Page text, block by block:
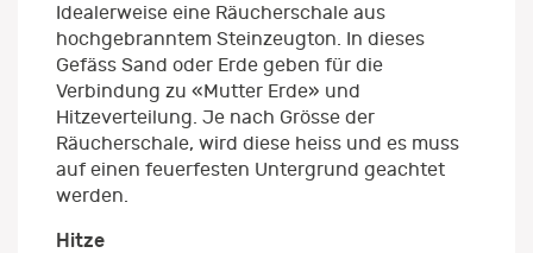
Idealerweise eine Räucherschale aus
hochgebranntem Steinzeugton. In dieses
Gefäss Sand oder Erde geben für die
Verbindung zu «Mutter Erde» und
Hitzeverteilung. Je nach Grösse der
Räucherschale, wird diese heiss und es muss
auf einen feuerfesten Untergrund geachtet
werden.
Hitze